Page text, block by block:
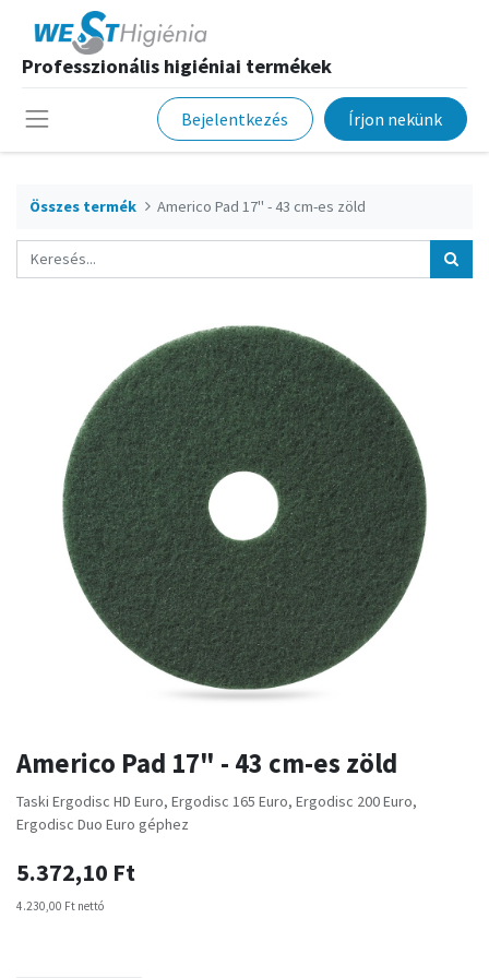
Professzionális higiéniai termékek
Bejelentkezés Írjon nekünk
Összes termék Americo Pad 17" - 43 cm-es zöld
Americo Pad 17" - 43 cm-es zöld
Taski Ergodisc HD Euro, Ergodisc 165 Euro, Ergodisc 200 Euro,
Ergodisc Duo Euro géphez
5.372,10 Ft
4.230,00 Ft nettó